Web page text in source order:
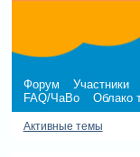
Форум Участники
FAQ/ЧаВо
Облако
Активные темы